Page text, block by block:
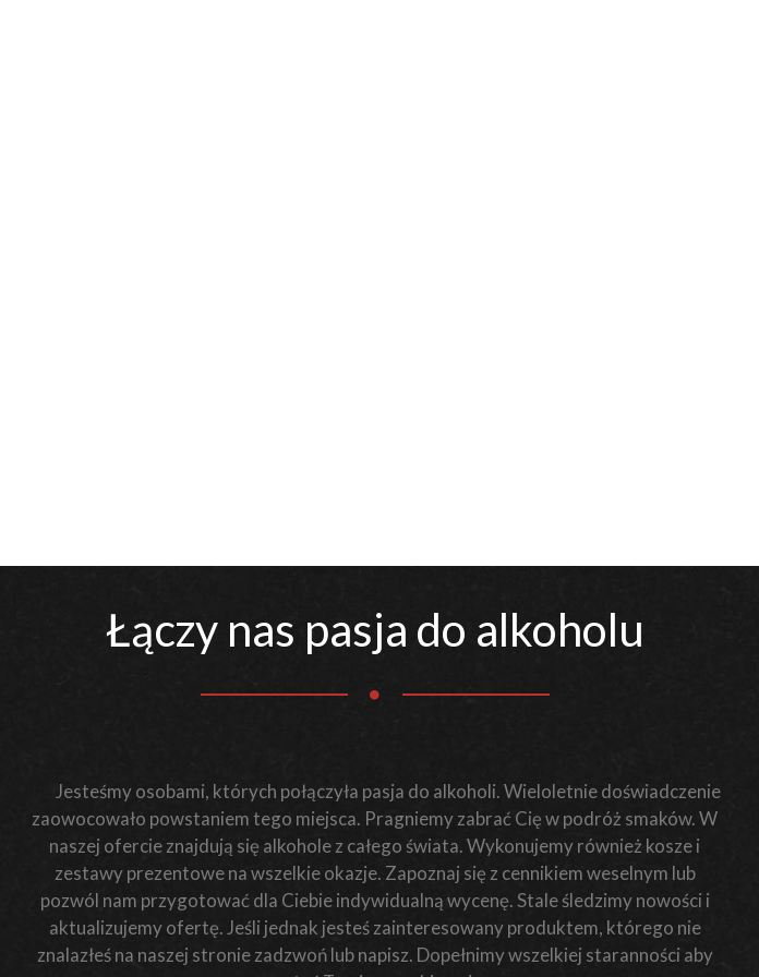
Łączy nas pasja do alkoholu
Jesteśmy osobami, których połączyła pasja do alkoholi. Wieloletnie doświadczenie
zaowocowało powstaniem tego miejsca. Pragniemy zabrać Cię w podróż smaków. W
naszej ofercie znajdują się alkohole z całego świata. Wykonujemy również kosze i
zestawy prezentowe na wszelkie okazje. Zapoznaj się z cennikiem weselnym lub
pozwól nam przygotować dla Ciebie indywidualną wycenę. Stale śledzimy nowości i
aktualizujemy ofertę. Jeśli jednak jesteś zainteresowany produktem, którego nie
znalazłeś na naszej stronie zadzwoń lub napisz. Dopełnimy wszelkiej staranności aby